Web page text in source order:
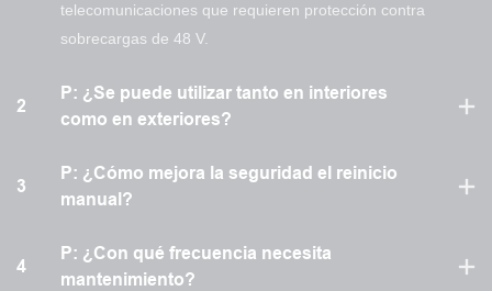
telecomunicaciones que requieren protección contra
sobrecargas de 48 V.
2
P: ¿Se puede utilizar tanto en interiores
como en exteriores?
3
P: ¿Cómo mejora la seguridad el reinicio
manual?
4
P: ¿Con qué frecuencia necesita
mantenimiento?